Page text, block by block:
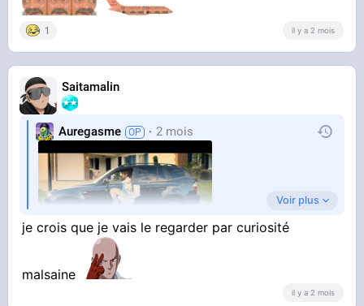
1 il y a 2 mois
Saitamalin
Auregasme 2 mois
Voir plus
je crois que je vais le regarder par curiosité
malsaine
il y a 2 mois